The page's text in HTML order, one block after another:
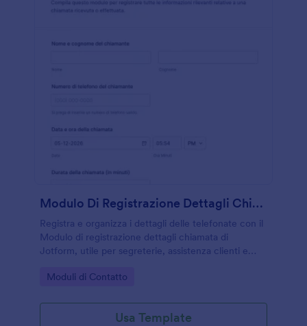
Modulo Di Registrazione Dettagli Chiamata
Registra e organizza i dettagli delle telefonate con il
Modulo di registrazione dettagli chiamata di
Jotform, utile per segreterie, assistenza clienti e
dati e la tracciabilità dei contatti.
Go to Category:
Moduli di Contatto
Usa Template